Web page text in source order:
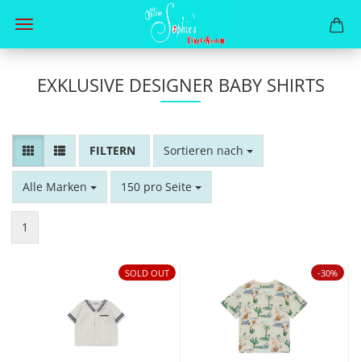
EXKLUSIVE DESIGNER BABY SHIRTS
FILTERSortieren nach
Sortieren nach
Alle Marken
pro Seite 150 pro Seite
pro Seite
1
SOLD OUT -30%